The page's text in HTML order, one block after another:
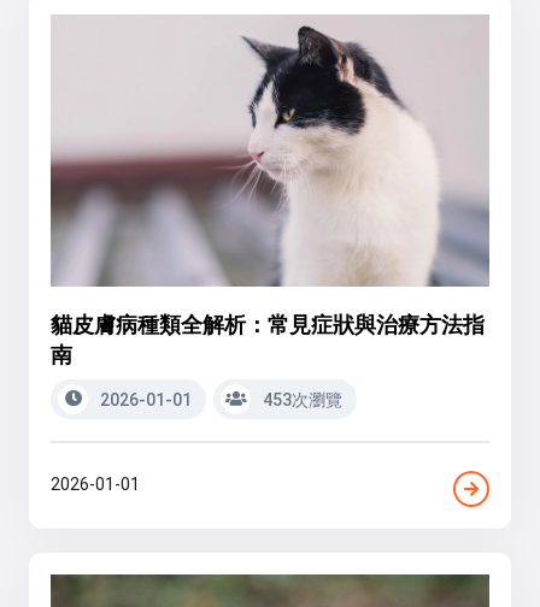
貓皮膚病種類全解析：常見症狀與治療方法指
南
2026-01-01 453次瀏覽
2026-01-01